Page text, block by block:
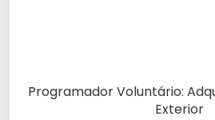
Programador Voluntário:
Exterior